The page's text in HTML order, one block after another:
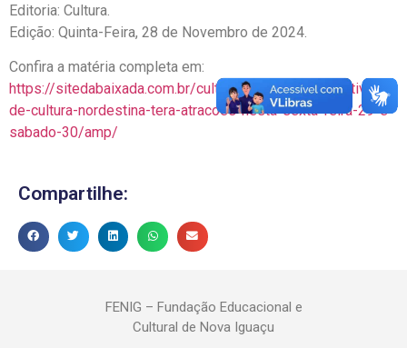
Editoria: Cultura.
Edição: Quinta-Feira, 28 de Novembro de 2024.
Confira a matéria completa em:
https://sitedabaixada.com.br/cultura/2024/11/28/festival-
de-cultura-nordestina-tera-atracoes-nesta-sexta-feira-29-e-
sabado-30/amp/
Compartilhe:
FENIG – Fundação Educacional e
Cultural de Nova Iguaçu